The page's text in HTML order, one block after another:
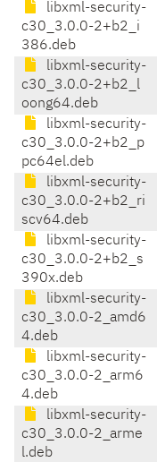
libxml-security-
c30_3.0.0-2+b2_i
386.deb
libxml-security-
c30_3.0.0-2+b2_l
oong64.deb
libxml-security-
c30_3.0.0-2+b2_p
pc64el.deb
libxml-security-
c30_3.0.0-2+b2_ri
scv64.deb
libxml-security-
c30_3.0.0-2+b2_s
390x.deb
libxml-security-
c30_3.0.0-2_amd6
4.deb
libxml-security-
c30_3.0.0-2_arm6
4.deb
libxml-security-
c30_3.0.0-2_arme
l.deb